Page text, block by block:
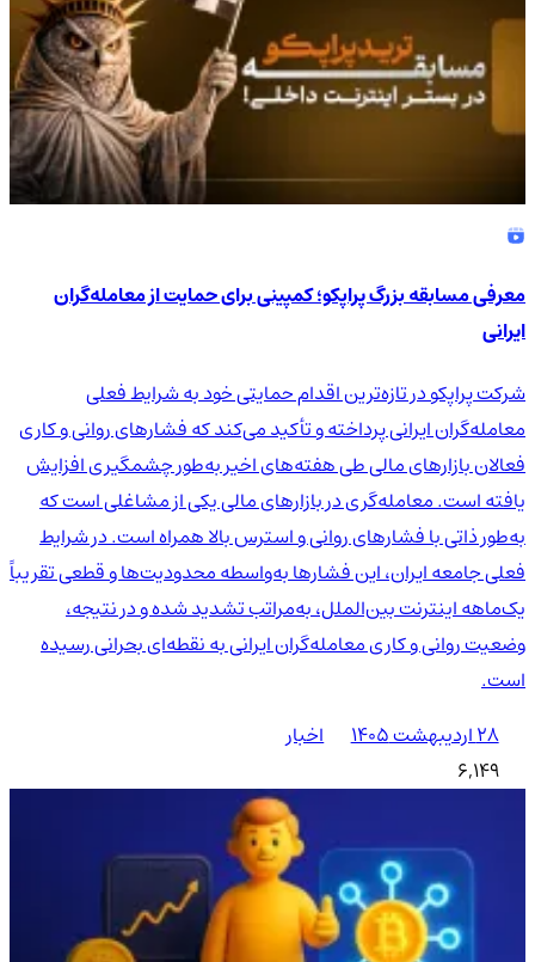
معرفی مسابقه بزرگ پراپکو؛ کمپینی برای حمایت از معامله‌گران
ایرانی
شرکت پراپکو در تازه‌ترین اقدام حمایتی خود به شرایط فعلی
معامله‌گران ایرانی پرداخته و تأکید می‌کند که فشارهای روانی و کاری
فعالان بازارهای مالی طی هفته‌های اخیر به‌طور چشمگیری افزایش
یافته است. معامله‌گری در بازارهای مالی یکی از مشاغلی است که
به‌طور ذاتی با فشارهای روانی و استرس بالا همراه است. در شرایط
فعلی جامعه ایران، این فشارها به‌واسطه محدودیت‌ها و قطعی تقریباً
یک‌ماهه اینترنت بین‌الملل، به‌مراتب تشدید شده و در نتیجه،
وضعیت روانی و کاری معامله‌گران ایرانی به نقطه‌ای بحرانی رسیده
است.
۲۸ اردیبهشت ۱۴۰۵
اخبار
6,149